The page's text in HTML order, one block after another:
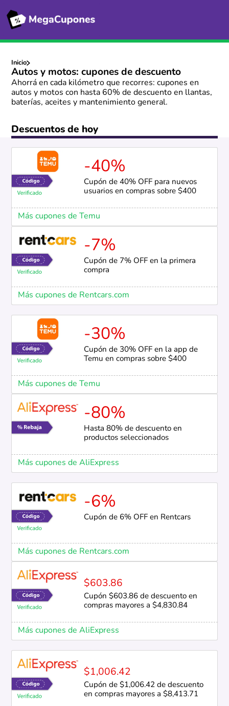
Inicio
Autos y motos: cupones de descuento
Ahorrá en cada kilómetro que recorres: cupones en
autos y motos con hasta 60% de descuento en llantas,
baterías, aceites y mantenimiento general.
Descuentos de hoy
-40%
Cupón de 40% OFF para nuevos
usuarios en compras sobre $400
Más cupones de Temu
-7%
Cupón de 7% OFF en la primera
compra
Más cupones de Rentcars.com
-30%
Cupón de 30% OFF en la app de
Temu en compras sobre $400
Más cupones de Temu
-80%
Hasta 80% de descuento en
productos seleccionados
Más cupones de AliExpress
-6%
Cupón de 6% OFF en Rentcars
Más cupones de Rentcars.com
$603.86
Cupón $603.86 de descuento en
compras mayores a $4,830.84
Más cupones de AliExpress
$1,006.42
Cupón de $1,006.42 de descuento
en compras mayores a $8,413.71